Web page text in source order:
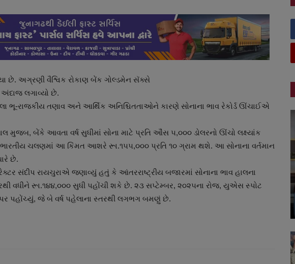
છે. અગ્રણી વૈશ્વિક રોકાણ બેંક ગોલ્ડમેન સૅક્સે
અંદાજ લગાવ્યો છે.
ભૂ-રાજકીય તણાવ અને આર્થિક અનિશ્ચિતતાઓને કારણે સોનાના ભાવ રેકોર્ડ ઊંચાઈએ
મુજબ, બેંકે આવતા વર્ષ સુધીમાં સોના માટે પ્રતિ ઔંસ ૫,૦૦૦ ડોલરનો ઊંચો લક્ષ્યાંક
ભારતીય ચલણમાં આ કિંમત આશરે રૂા.૧૫૫,૦૦૦ પ્રતિ ૧૦ ગ્રામ થશે. આ સોનાના વર્તમાન
છે.
સંદીપ રાયચુરાએ જણાવ્યું હતું કે આંતરરાષ્ટ્રીય બજારમાં સોનાના ભાવ હાલના
વધીને રૂા.૧૪૪,૦૦૦ સુધી પહોંચી શકે છે. ૨૩ સપ્ટેમ્બર, ૨૦૨૫ના રોજ, યુએસ સ્પોટ
પર પહોંચ્યું, જે બે વર્ષ પહેલાના સ્તરથી લગભગ બમણું છે.